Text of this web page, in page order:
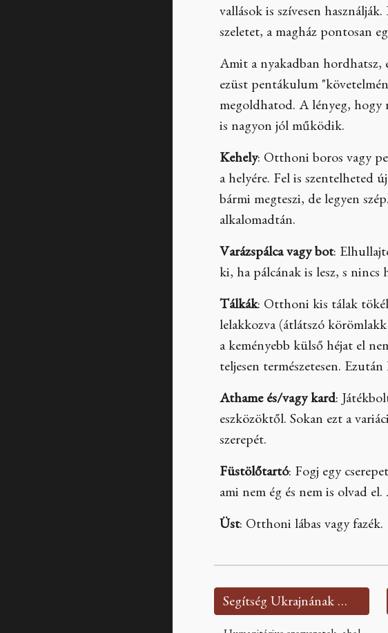
vallások is szívesen
szeletet, a magház pontosan
Amit a nyakadban hordhatsz,
ezüst pentákulum
megoldhatod. A lényeg, hogy
is nagyon jól működik.
Kehely: Otthoni boros vagy
a helyére. Fel is szentelheted
bármi megteszi, de legyen
alkalomadtán.
Varázspálca vagy bot:
ki, ha pálcának is lesz, s
Tálkák: Otthoni kis tálak
lelakkozva (átlátszó
a keményebb külső héjat el
teljesen természetesen.
Athame és/vagy kard:
eszközöktől. Sokan ezt a
szerepét.
Füstölőtartó: Fogj egy
ami nem ég és nem is olvad
Üst: Otthoni lábas vagy fazék.
Segítség Ukrajnának 🇺🇦